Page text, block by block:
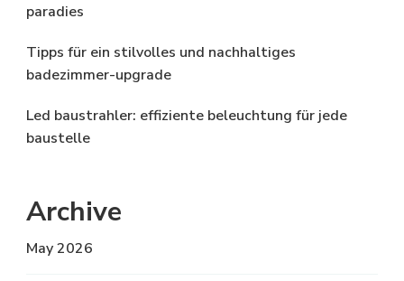
paradies
Tipps für ein stilvolles und nachhaltiges
badezimmer-upgrade
Led baustrahler: effiziente beleuchtung für jede
baustelle
Archive
May 2026